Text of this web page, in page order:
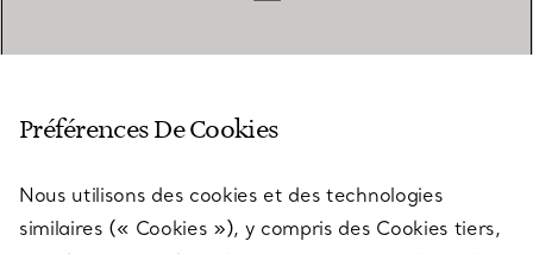
SERVICES
Préférences De Cookies
Nous utilisons des cookies et des technologies
similaires (« Cookies »), y compris des Cookies tiers,